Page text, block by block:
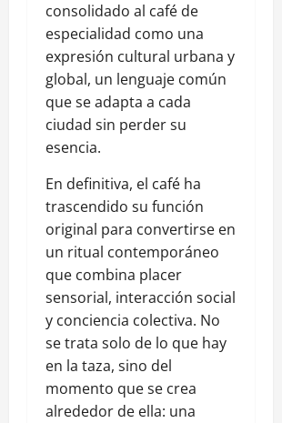
consolidado al café de
especialidad como una
expresión cultural urbana y
global, un lenguaje común
que se adapta a cada
ciudad sin perder su
esencia.
En definitiva, el café ha
trascendido su función
original para convertirse en
un ritual contemporáneo
que combina placer
sensorial, interacción social
y conciencia colectiva. No
se trata solo de lo que hay
en la taza, sino del
momento que se crea
alrededor de ella: una